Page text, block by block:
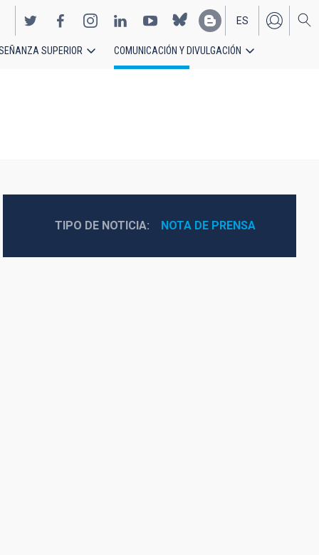
EN
ES
SUPERIOR COMUNICACIÓN Y DIVULGACIÓN
TIPO DE NOTICIA NOTA DE PRENSA